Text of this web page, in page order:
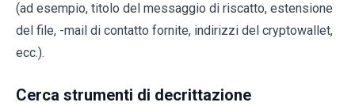
(ad esempio, titolo del messaggio di riscatto, estensione
del file, -mail di contatto fornite, indirizzi del cryptowallet,
ecc.).
Cerca strumenti di decrittazione